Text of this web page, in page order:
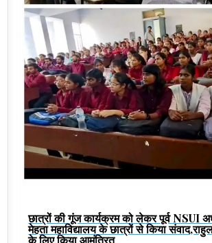
छात्रों की गूंज कार्यक्रम को लेकर पूर्व NSUI
मेहता महाविद्यालय के छात्रों से किया
के लिए किया आमंत्रित